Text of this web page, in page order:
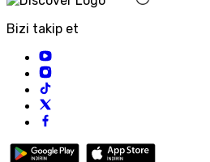
Bizi takip et